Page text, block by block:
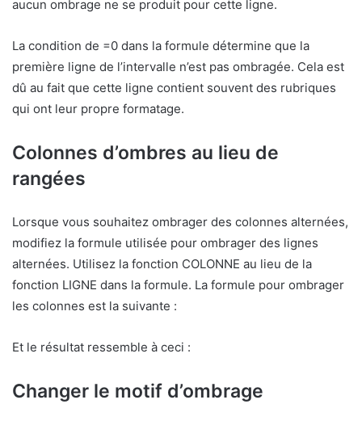
aucun ombrage ne se produit pour cette ligne.
La condition de =0 dans la formule détermine que la
première ligne de l’intervalle n’est pas ombragée. Cela est
dû au fait que cette ligne contient souvent des rubriques
qui ont leur propre formatage.
Colonnes d’ombres au lieu de
rangées
Lorsque vous souhaitez ombrager des colonnes alternées,
modifiez la formule utilisée pour ombrager des lignes
alternées. Utilisez la fonction COLONNE au lieu de la
fonction LIGNE dans la formule. La formule pour ombrager
les colonnes est la suivante :
Et le résultat ressemble à ceci :
Changer le motif d’ombrage